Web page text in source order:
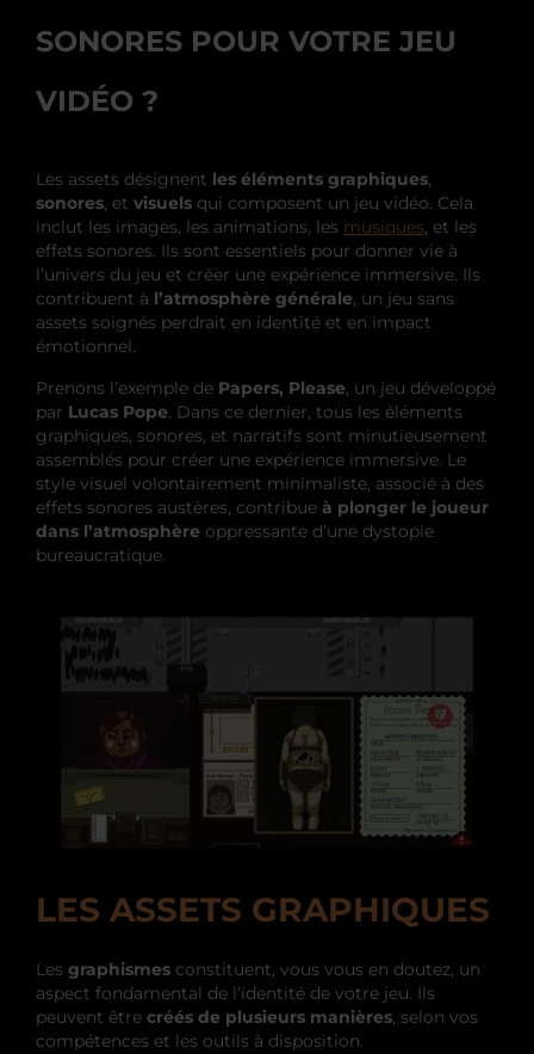
SONORES POUR VOTRE JEU
VIDÉO ?
Les assets désignent les éléments graphiques,
sonores, et visuels qui composent un jeu vidéo. Cela
inclut les images, les animations, les musiques, et les
effets sonores. Ils sont essentiels pour donner vie à
l’univers du jeu et créer une expérience immersive. Ils
contribuent à l’atmosphère générale, un jeu sans
assets soignés perdrait en identité et en impact
émotionnel.
Prenons l’exemple de Papers, Please, un jeu développé
par Lucas Pope. Dans ce dernier, tous les éléments
graphiques, sonores, et narratifs sont minutieusement
assemblés pour créer une expérience immersive. Le
style visuel volontairement minimaliste, associé à des
effets sonores austères, contribue à plonger le joueur
dans l’atmosphère oppressante d’une dystopie
bureaucratique.
LES ASSETS GRAPHIQUES
Les graphismes constituent, vous vous en doutez, un
aspect fondamental de l’identité de votre jeu. Ils
peuvent être créés de plusieurs manières, selon vos
compétences et les outils à disposition.